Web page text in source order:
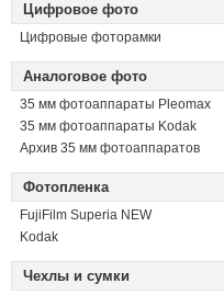
Цифровое фото
Цифровые фоторамки
Аналоговое фото
35 мм фотоаппараты Pleomax
35 мм фотоаппараты Kodak
Архив 35 мм фотоаппаратов
Фотопленка
FujiFilm Superia NEW
Kodak
Чехлы и сумки